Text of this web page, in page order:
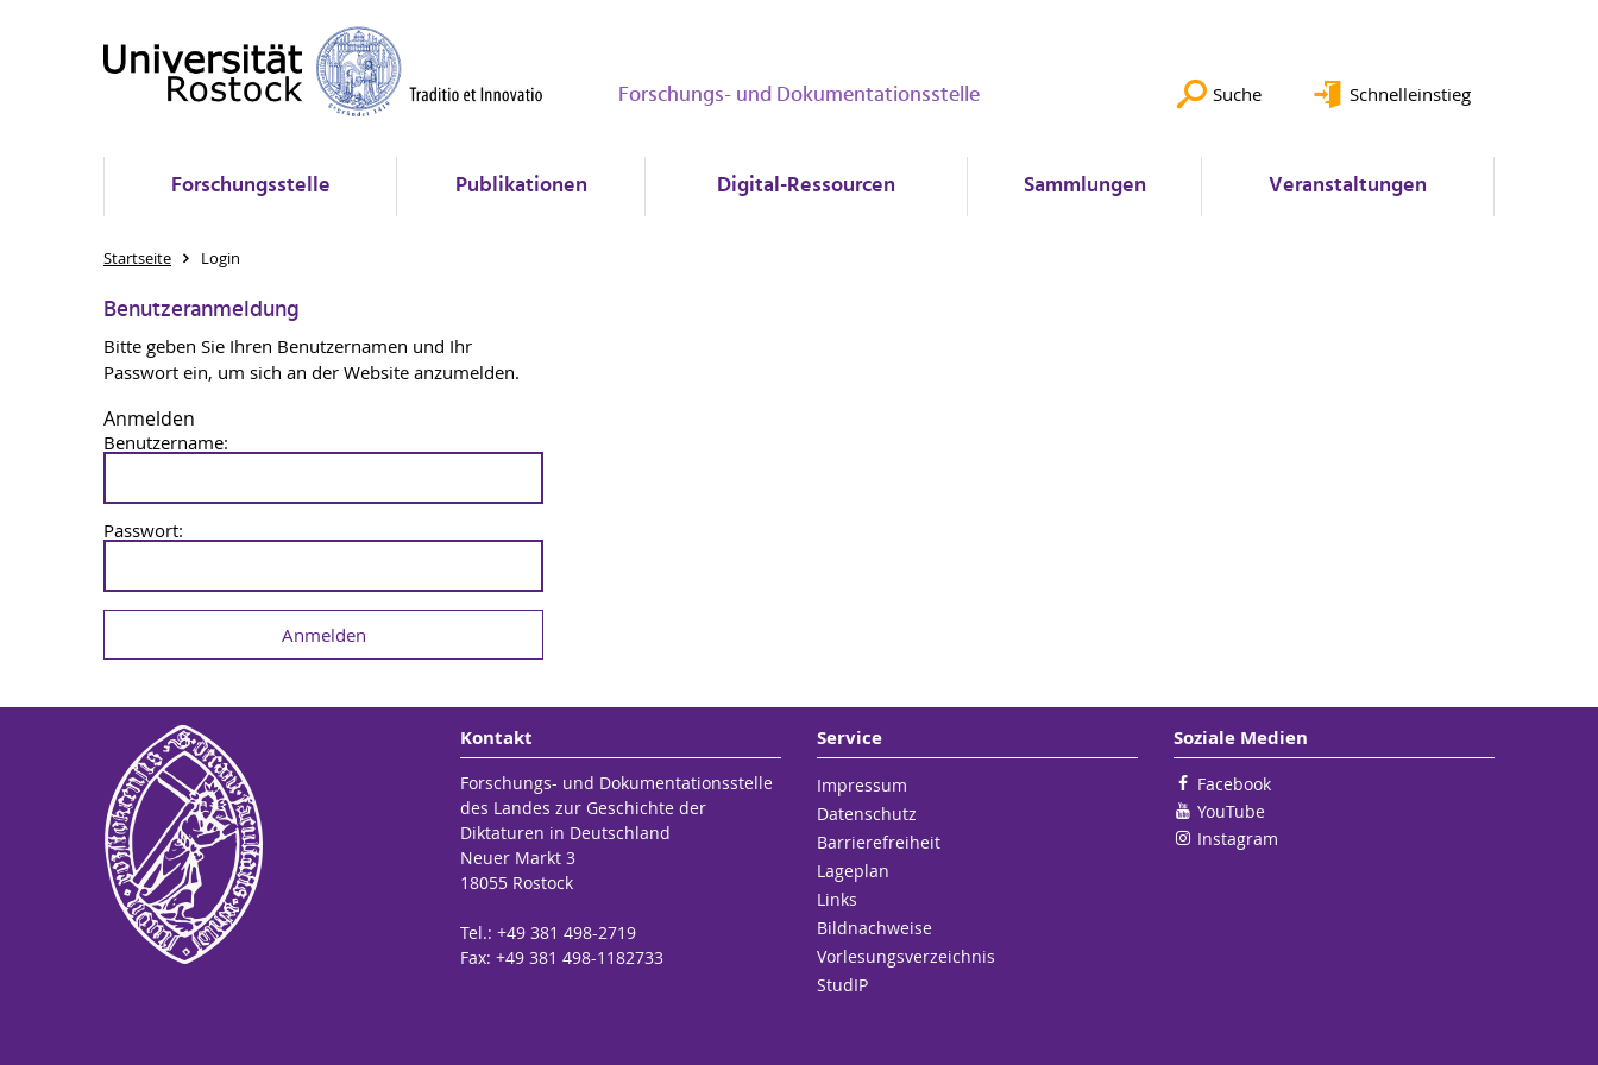
Forschungs- und Dokumentationsstelle Suche Schnelleinstieg
Forschungsstelle Publikationen Digital-Ressourcen Sammlungen Veranstaltungen
Startseite Login
Benutzeranmeldung
Bitte geben Sie Ihren Benutzernamen und Ihr
Passwort ein, um sich an der Website anzumelden.
Anmelden
Benutzername:
Passwort:
Kontakt
Forschungs- und Dokumentationsstelle
des Landes zur Geschichte der
Diktaturen in Deutschland
Neuer Markt 3
18055 Rostock
Tel.: +49 381 498-2719
Fax: +49 381 498-1182733
Service
Impressum
Datenschutz
Barrierefreiheit
Lageplan
Links
Bildnachweise
Vorlesungsverzeichnis
StudIP
Soziale Medien
Facebook
YouTube
Instagram